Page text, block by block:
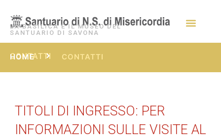
LA BASILICA E IL MUSEO DEL
SANTUARIO DI SAVONA
CONTATTI
HOME CONTATTI
TITOLI DI INGRESSO: PER
INFORMAZIONI SULLE VISITE AL